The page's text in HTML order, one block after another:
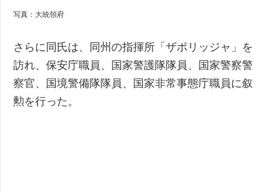
写真：大統領府
さらに同氏は、同州の指揮所「ザポリッジャ」を
訪れ、保安庁職員、国家警護隊隊員、国家警察警
察官、国境警備隊隊員、国家非常事態庁職員に叙
勲を行った。